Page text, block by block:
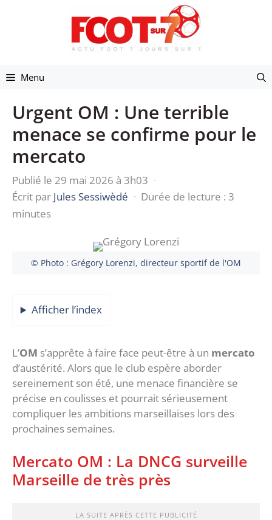
Menu
Urgent OM : Une terrible
menace se confirme pour le
mercato
Publié le 29 mai 2026 à 3h03 ·
Écrit par Jules Sessiwèdé · Durée de lecture : 3
minutes
© Photo : Grégory Lorenzi, directeur sportif de l'OM
Afficher l’index
‎L’OM s’apprête à faire face peut-être à un mercato
d’austérité. Alors que le club espère aborder
sereinement son été, une menace financière se
précise en coulisses et pourrait sérieusement
compliquer les ambitions marseillaises lors des
prochaines semaines.
‎Mercato OM : La DNCG surveille
Marseille de très près
LA SUITE APRÈS CETTE PUBLICITÉ